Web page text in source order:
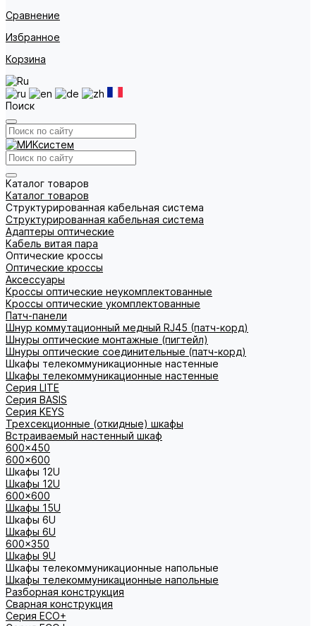
Сравнение
Избранное
Корзина
Поиск
Каталог товаров
Каталог товаров
Структурированная кабельная система
Структурированная кабельная система
Адаптеры оптические
Кабель витая пара
Оптические кроссы
Оптические кроссы
Аксессуары
Кроссы оптические неукомплектованные
Кроссы оптические укомплектованные
Патч-панели
Шнур коммутационный медный RJ45 (патч-корд)
Шнуры оптические монтажные (пигтейл)
Шнуры оптические соединительные (патч-корд)
Шкафы телекоммуникационные настенные
Шкафы телекоммуникационные настенные
Cерия LITE
Cерия BASIS
Cерия KEYS
Трехсекционные (откидные) шкафы
Встраиваемый настенный шкаф
600x450
600x600
Шкафы 12U
Шкафы 12U
600x600
Шкафы 15U
Шкафы 6U
Шкафы 6U
600x350
Шкафы 9U
Шкафы телекоммуникационные напольные
Шкафы телекоммуникационные напольные
Разборная конструкция
Сварная конструкция
Серия ECO+